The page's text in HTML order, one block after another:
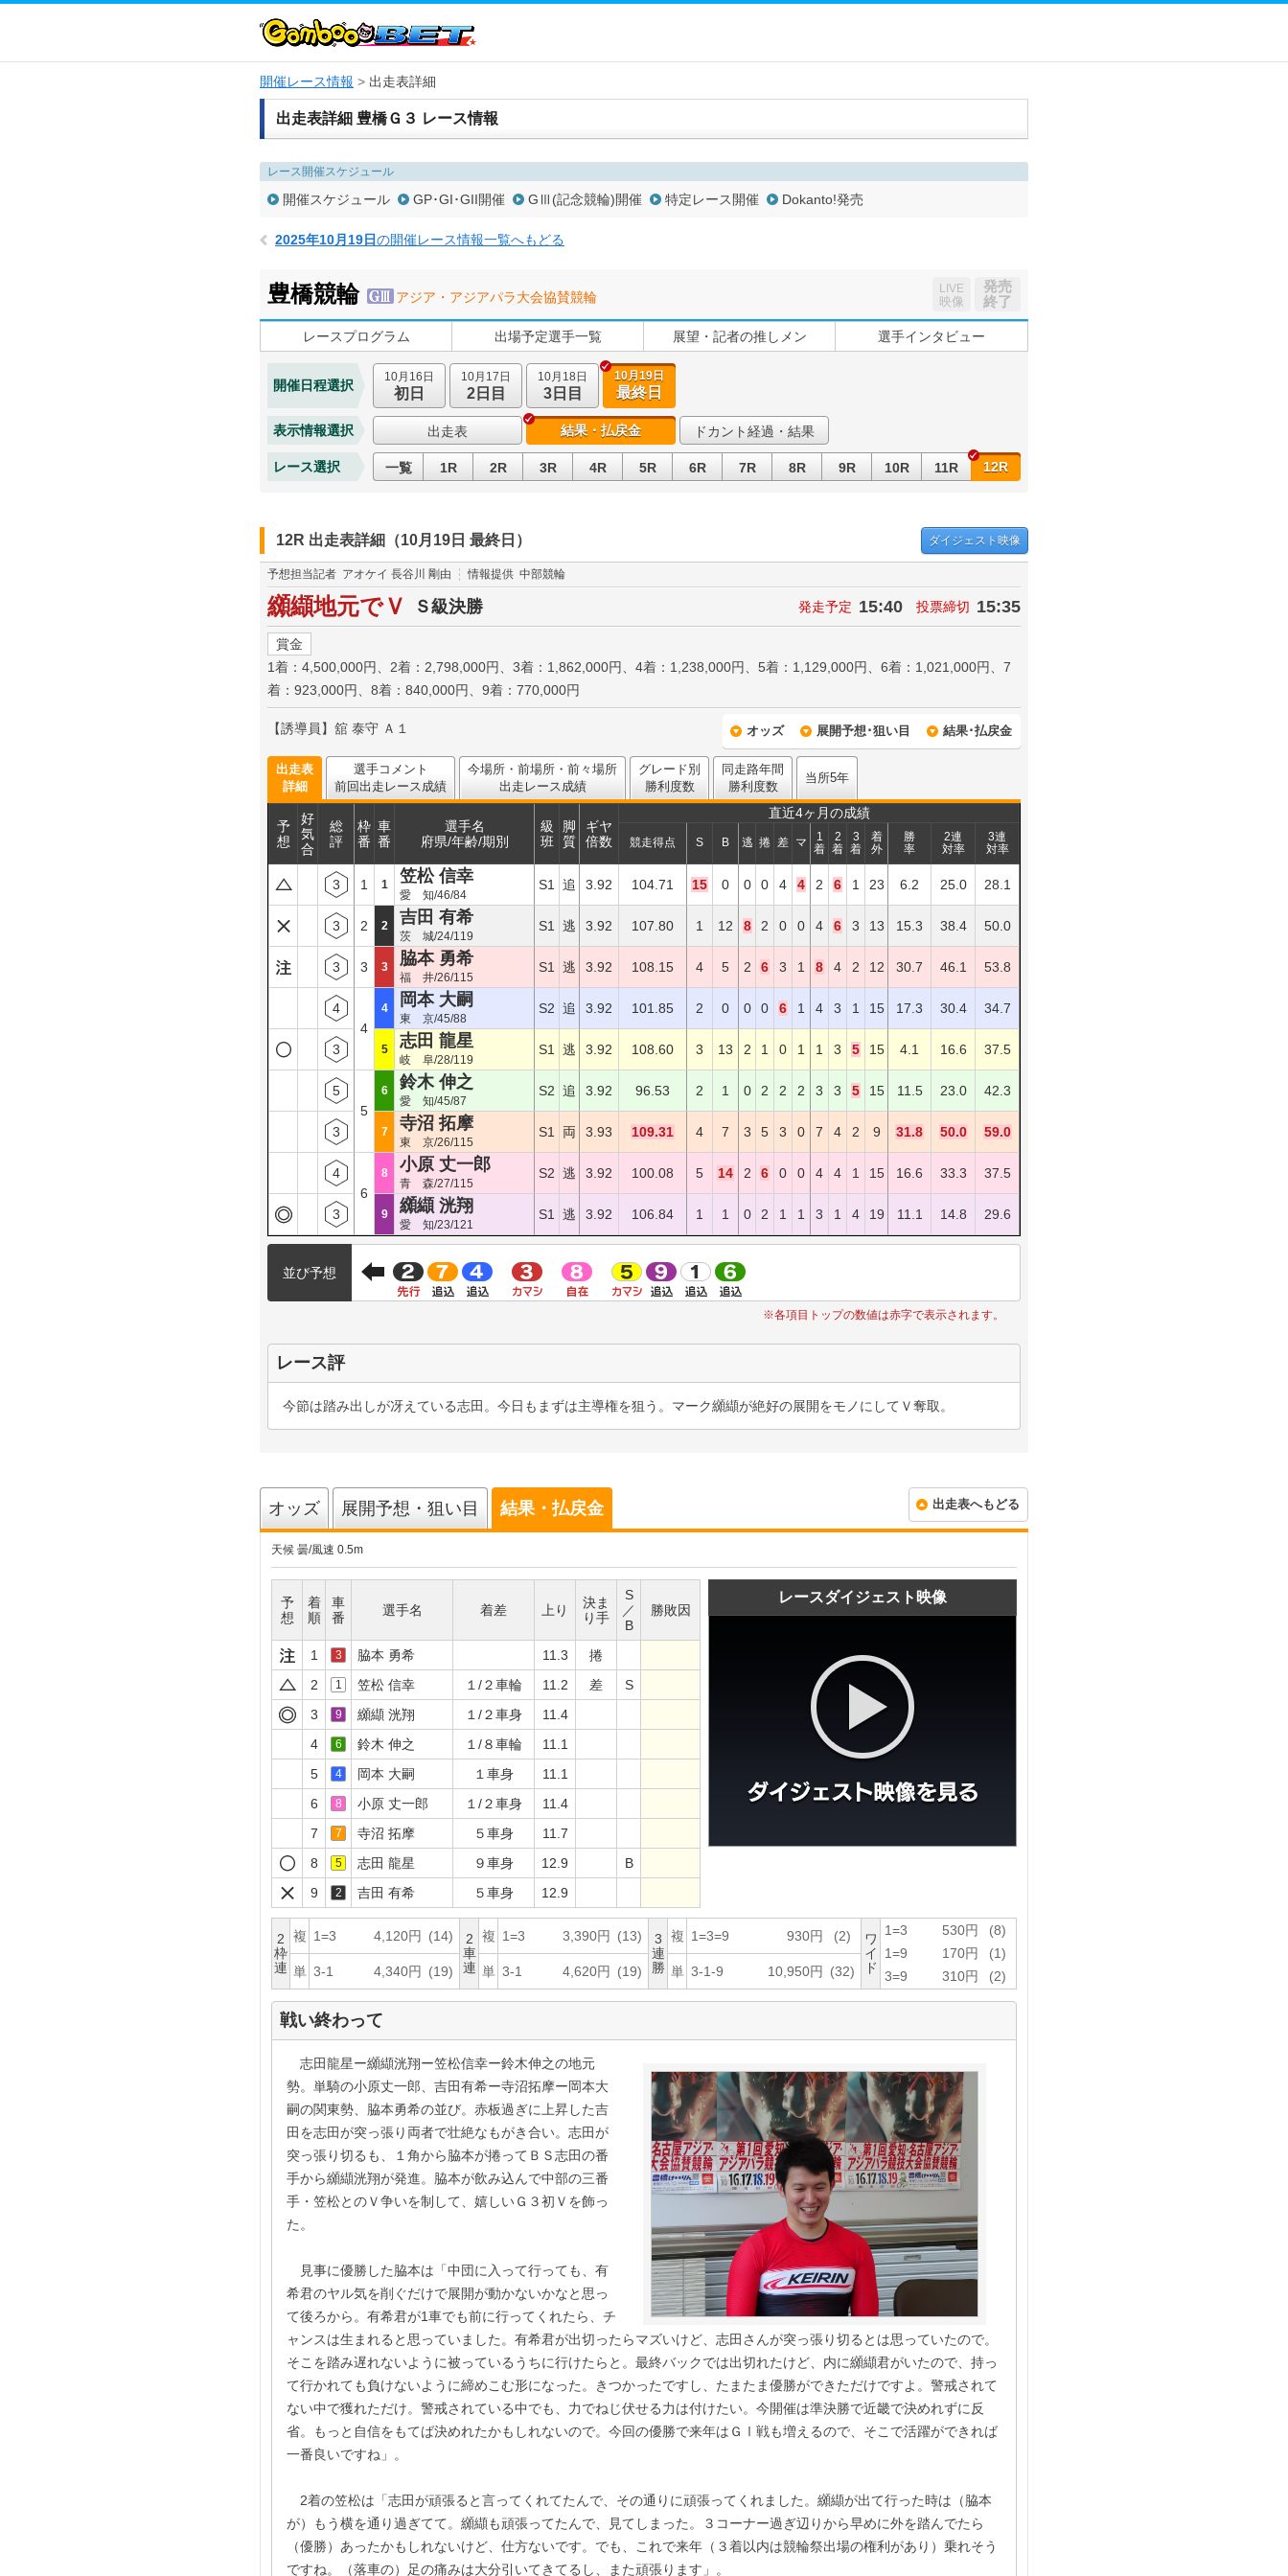
開催レース情報 出走表詳細
出走表詳細 豊橋Ｇ３ レース情報
レース開催スケジュール
開催スケジュール GP･GI･GII開催 GⅢ(記念競輪)開催 特定レース開催 Dokanto!発売
2025年10月19日の開催レース情報一覧へもどる
豊橋競輪 アジア・アジアパラ大会協賛競輪
LIVE
映像
発売
終了
レースプログラム 出場予定選手一覧 展望・記者の推しメン 選手インタビュー
開催日程選択
10月16日
初日
10月17日
2日目
10月18日
3日目
10月19日
最終日
表示情報選択 出走表 結果・払戻金 ドカント経過・結果
レース選択 一覧 1R 2R 3R 4R 5R 6R 7R 8R 9R 10R 11R 12R
12R 出走表詳細（10月19日 最終日） ダイジェスト 映像
予想担当記者 アオケイ 長谷川 剛由 情報提供 中部競輪
纐纈地元でＶ Ｓ級決勝 発走予定 15:40 投票締切 15:35
賞金
1着：4,500,000円、2着：2,798,000円、3着：1,862,000円、4着：1,238,000円、5着：1,129,000円、6着：1,021,000円、7
着：923,000円、8着：840,000円、9着：770,000円
【誘導員】舘 泰守 Ａ１ オッズ 展開予想･狙い目 結果･払戻金
出走表
詳細
選手コメント
前回出走レース成績
今場所・前場所・前々場所
出走レース成績
グレード別
勝利度数
同走路年間
勝利度数
当所5年
予
想
好
気
合
総
評
枠
番
車
番
選手名
府県/年齢/期別
級
班
脚
質
ギヤ
倍数
直近4ヶ月の成績
競走得点 S B 逃 捲 差 マ
1
着
2
着
3
着
着
外
勝
率
2連
対率
3連
対率
3 1 1 笠松 信幸
愛 知/46/84
S1 追 3.92 104.71 15 0 0 0 4 4 2 6 1 23 6.2 25.0 28.1
3 2 2 吉田 有希
茨 城/24/119
S1 逃 3.92 107.80 1 12 8 2 0 0 4 6 3 13 15.3 38.4 50.0
3 3 3 脇本 勇希
福 井/26/115
S1 逃 3.92 108.15 4 5 2 6 3 1 8 4 2 12 30.7 46.1 53.8
4
4
4 岡本 大嗣
東 京/45/88
S2 追 3.92 101.85 2 0 0 0 6 1 4 3 1 15 17.3 30.4 34.7
3 5 志田 龍星
岐 阜/28/119
S1 逃 3.92 108.60 3 13 2 1 0 1 1 3 5 15 4.1 16.6 37.5
5
5
6 鈴木 伸之
愛 知/45/87
S2 追 3.92 96.53 2 1 0 2 2 2 3 3 5 15 11.5 23.0 42.3
3 7 寺沼 拓摩
東 京/26/115
S1 両 3.93 109.31 4 7 3 5 3 0 7 4 2 9 31.8 50.0 59.0
4
6
8 小原 丈一郎
青 森/27/115
S2 逃 3.92 100.08 5 14 2 6 0 0 4 4 1 15 16.6 33.3 37.5
3 9 纐纈 洸翔
愛 知/23/121
S1 逃 3.92 106.84 1 1 0 2 1 1 3 1 4 19 11.1 14.8 29.6
並び予想
※各項目トップの数値は赤字で表示されます。
レース評
今節は踏み出しが冴えている志田。今日もまずは主導権を狙う。マーク纐纈が絶好の展開をモノにしてＶ奪取。
オッズ 展開予想・狙い目 結果・払戻金 出走表へもどる
天候 曇/風速 0.5m
予
想
着
順
車
番
選手名 着差 上り
決ま
り手
S
／
B
勝敗因
1 3 脇本 勇希 11.3
捲
2
1 笠松 信幸 １/２車輪 11.2 差
S
3
9 纐纈 洸翔 １/２車身
11.4
4
6 鈴木 伸之 １/８車輪
11.1
5
4 岡本 大嗣 １車身
11.1
6
8 小原 丈一郎 １/２車身
11.4
7
7 寺沼 拓摩 ５車身
11.7
8
5 志田 龍星 ９車身 12.9
B
9
2 吉田 有希 ５車身 12.9
レースダイジェスト映像
2
枠
連
複 1=3 4,120円 (14)
2
車
連
複 1=3 3,390円 (13)
3
連
勝
複 1=3=9 930円 (2)
ワ
イ
ド
1=3 530円
(8)
1=9
170円
(1)
3=9
310円 (2)
単 3-1 4,340円 (19) 単 3-1 4,620円 (19) 単 3-1-9 10,950円 (32)
戦い終わって
志田龍星ー纐纈洸翔ー笠松信幸ー鈴木伸之の地元
勢。単騎の小原丈一郎、吉田有希ー寺沼拓摩ー岡本大
嗣の関東勢、脇本勇希の並び。赤板過ぎに上昇した吉
田を志田が突っ張り両者で壮絶なもがき合い。志田が
突っ張り切るも、１角から脇本が捲ってＢＳ志田の番
手から纐纈洸翔が発進。脇本が飲み込んで中部の三番
手・笠松とのＶ争いを制して、嬉しいＧ３初Ｖを飾っ
た。
見事に優勝した脇本は「中団に入って行っても、有
希君のヤル気を削ぐだけで展開が動かないかなと思っ
て後ろから。有希君が1車でも前に行ってくれたら、チ
ャンスは生まれると思っていました。有希君が出切ったらマズいけど、志田さんが突っ張り切るとは思っていたので。
そこを踏み遅れないように被っているうちに行けたらと。最終バックでは出切れたけど、内に纐纈君がいたので、持っ
て行かれても負けないように締めこむ形になった。きつかったですし、たまたま優勝ができただけですよ。警戒されて
ない中で獲れただけ。警戒されている中でも、力でねじ伏せる力は付けたい。今開催は準決勝で近畿で決めれずに反
省。もっと自信をもてば決めれたかもしれないので。今回の優勝で来年はＧⅠ戦も増えるので、そこで活躍ができれば
一番良いですね」。
2着の笠松は「志田が頑張ると言ってくれてたんで、その通りに頑張ってくれました。纐纈が出て行った時は（脇本
が）もう横を通り過ぎてて。纐纈も頑張ってたんで、見てしまった。３コーナー過ぎ辺りから早めに外を踏んでたら
（優勝）あったかもしれないけど、仕方ないです。でも、これで来年（３着以内は競輪祭出場の権利があり）乗れそう
ですね。（落車の）足の痛みは大分引いてきてるし、また頑張ります」。